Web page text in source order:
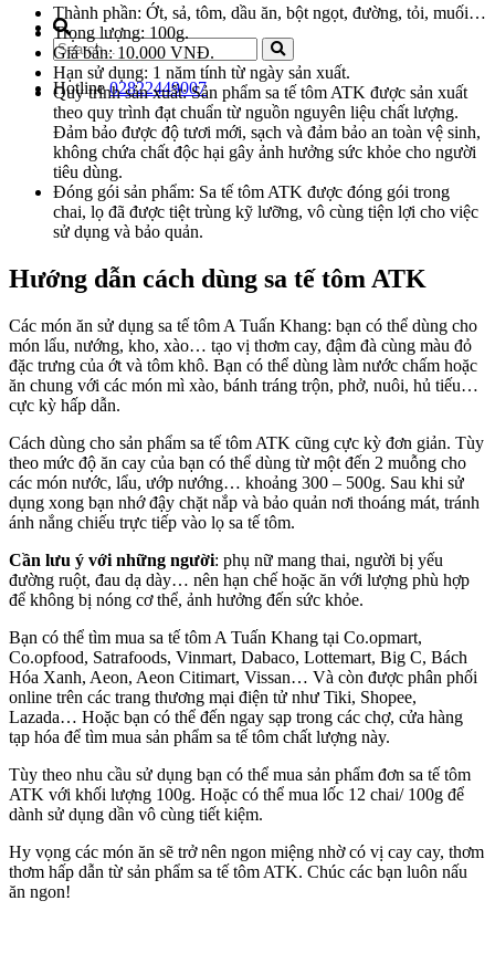
Hotline02822449007
Thành phần: Ớt, sả, tôm, dầu ăn, bột ngọt, đường, tỏi, muối…
Trọng lượng: 100g.
Giá bán: 10.000 VNĐ.
Hạn sử dụng: 1 năm tính từ ngày sản xuất.
Quy trình sản xuất: Sản phẩm sa tế tôm ATK được sản xuất
theo quy trình đạt chuẩn từ nguồn nguyên liệu chất lượng.
Đảm bảo được độ tươi mới, sạch và đảm bảo an toàn vệ sinh,
không chứa chất độc hại gây ảnh hưởng sức khỏe cho người
tiêu dùng.
Đóng gói sản phẩm: Sa tế tôm ATK được đóng gói trong
chai, lọ đã được tiệt trùng kỹ lưỡng, vô cùng tiện lợi cho việc
sử dụng và bảo quản.
Hướng dẫn cách dùng sa tế tôm ATK
Các món ăn sử dụng sa tế tôm A Tuấn Khang: bạn có thể dùng cho
món lẩu, nướng, kho, xào… tạo vị thơm cay, đậm đà cùng màu đỏ
đặc trưng của ớt và tôm khô. Bạn có thể dùng làm nước chấm hoặc
ăn chung với các món mì xào, bánh tráng trộn, phở, nuôi, hủ tiếu…
cực kỳ hấp dẫn.
Cách dùng cho sản phẩm sa tế tôm ATK cũng cực kỳ đơn giản. Tùy
theo mức độ ăn cay của bạn có thể dùng từ một đến 2 muỗng cho
các món nước, lẩu, ướp nướng… khoảng 300 – 500g. Sau khi sử
dụng xong bạn nhớ đậy chặt nắp và bảo quản nơi thoáng mát, tránh
ánh nắng chiếu trực tiếp vào lọ sa tế tôm.
Cần lưu ý với những người: phụ nữ mang thai, người bị yếu
đường ruột, đau dạ dày… nên hạn chế hoặc ăn với lượng phù hợp
để không bị nóng cơ thể, ảnh hưởng đến sức khỏe.
Bạn có thể tìm mua sa tế tôm A Tuấn Khang tại Co.opmart,
Co.opfood, Satrafoods, Vinmart, Dabaco, Lottemart, Big C, Bách
Hóa Xanh, Aeon, Aeon Citimart, Vissan… Và còn được phân phối
online trên các trang thương mại điện tử như Tiki, Shopee,
Lazada… Hoặc bạn có thể đến ngay sạp trong các chợ, cửa hàng
tạp hóa để tìm mua sản phẩm sa tế tôm chất lượng này.
Tùy theo nhu cầu sử dụng bạn có thể mua sản phẩm đơn sa tế tôm
ATK với khối lượng 100g. Hoặc có thể mua lốc 12 chai/ 100g để
dành sử dụng dần vô cùng tiết kiệm.
Hy vọng các món ăn sẽ trở nên ngon miệng nhờ có vị cay cay, thơm
thơm hấp dẫn từ sản phẩm sa tế tôm ATK. Chúc các bạn luôn nấu
ăn ngon!